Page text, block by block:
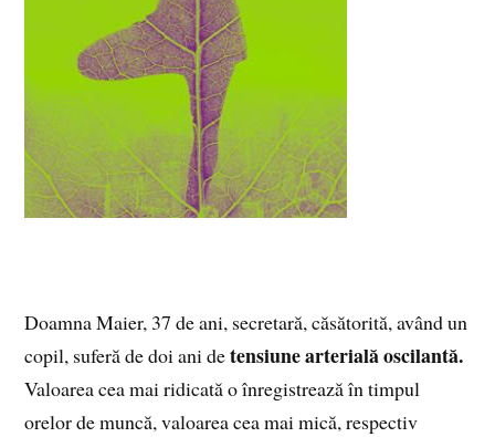
Doamna Maier, 37 de ani, secretară, căsătorită, având un
copil, suferă de doi ani detensiune arterială oscilantă.
Valoarea cea mai ridicată o înregistrează în timpul
orelor de muncă, valoarea cea mai mică, respectiv